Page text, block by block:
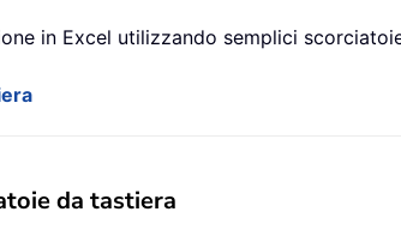
in Excel utilizzando semplici
da tastiera